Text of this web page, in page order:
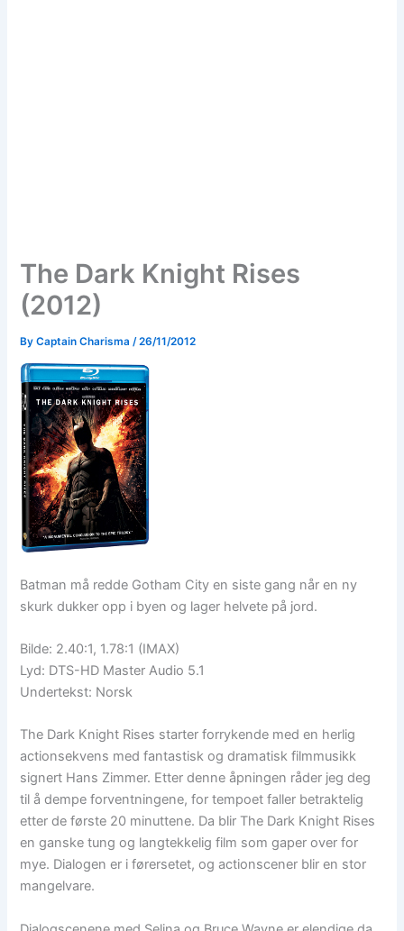
The Dark Knight Rises
(2012)
ByCaptain Charisma /26/11/2012
Batman må redde Gotham City en siste gang når en ny
skurk dukker opp i byen og lager helvete på jord.
Bilde: 2.40:1, 1.78:1 (IMAX)
Lyd: DTS-HD Master Audio 5.1
Undertekst: Norsk
The Dark Knight Rises starter forrykende med en herlig
actionsekvens med fantastisk og dramatisk filmmusikk
signert Hans Zimmer. Etter denne åpningen råder jeg deg
til å dempe forventningene, for tempoet faller betraktelig
etter de første 20 minuttene. Da blir The Dark Knight Rises
en ganske tung og langtekkelig film som gaper over for
mye. Dialogen er i førersetet, og actionscener blir en stor
mangelvare.